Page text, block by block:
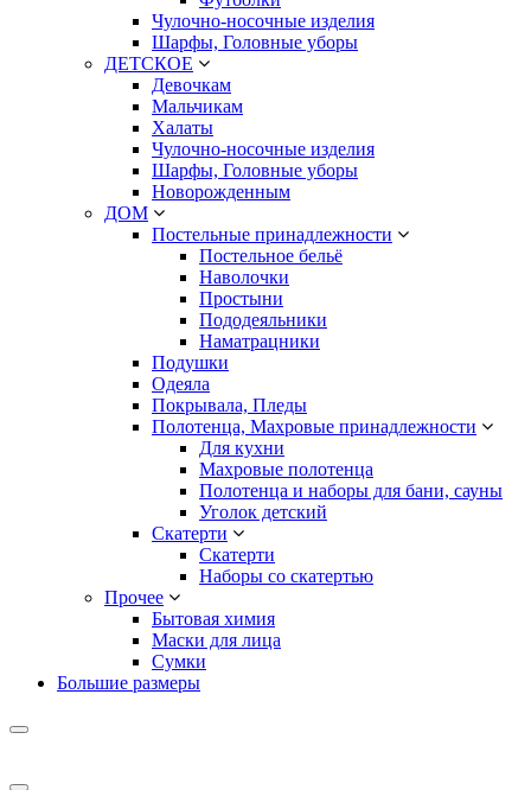
Чулочно-носочные изделия
Шарфы, Головные уборы
ДЕТСКОЕ
Девочкам
Мальчикам
Халаты
Чулочно-носочные изделия
Шарфы, Головные уборы
Новорожденным
ДОМ
Постельные принадлежности
Постельное бельё
Наволочки
Простыни
Пододеяльники
Наматрацники
Подушки
Одеяла
Покрывала, Пледы
Полотенца, Махровые принадлежности
Для кухни
Махровые полотенца
Полотенца и наборы для бани, сауны
Уголок детский
Скатерти
Скатерти
Наборы со скатертью
Прочее
Бытовая химия
Маски для лица
Сумки
Большие размеры